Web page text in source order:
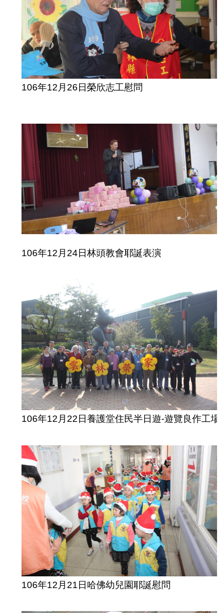
106年12月26日榮欣志工慰問
106年12月24日林頭教會耶誕表演
106年12月22日養護堂住民半日遊-遊覽良作工
106年12月21日哈佛幼兒園耶誕慰問